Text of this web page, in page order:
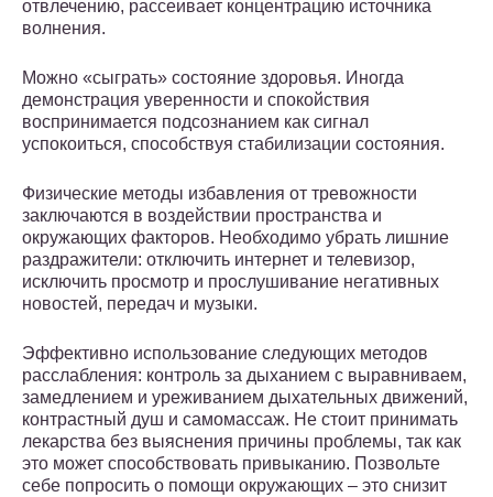
отвлечению, рассеивает концентрацию источника
волнения.
Можно «сыграть» состояние здоровья. Иногда
демонстрация уверенности и спокойствия
воспринимается подсознанием как сигнал
успокоиться, способствуя стабилизации состояния.
Физические методы избавления от тревожности
заключаются в воздействии пространства и
окружающих факторов. Необходимо убрать лишние
раздражители: отключить интернет и телевизор,
исключить просмотр и прослушивание негативных
новостей, передач и музыки.
Эффективно использование следующих методов
расслабления: контроль за дыханием с выравниваем,
замедлением и уреживанием дыхательных движений,
контрастный душ и самомассаж. Не стоит принимать
лекарства без выяснения причины проблемы, так как
это может способствовать привыканию. Позвольте
себе попросить о помощи окружающих – это снизит